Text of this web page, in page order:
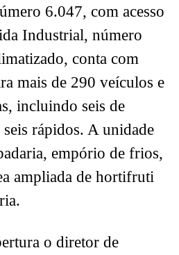
6.047, com acesso
Industrial, número
conta com
mais de 290 veículos e
incluindo seis de
rápidos. A unidade
empório de frios,
ampliada de hortifruti
o diretor de